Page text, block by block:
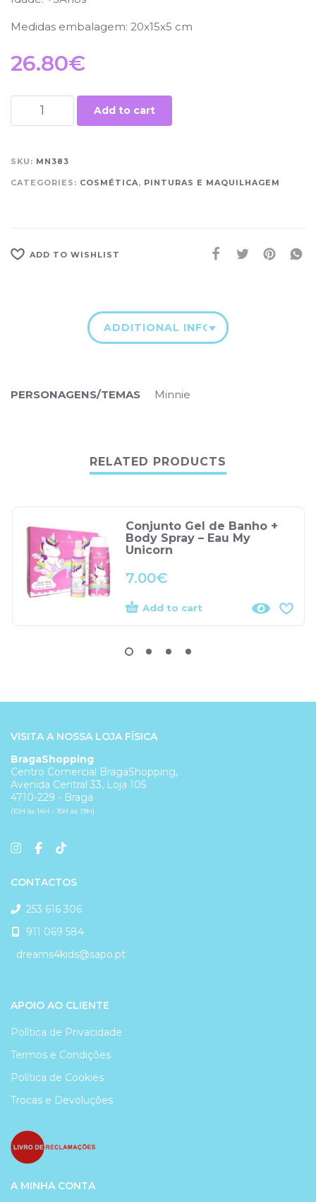
Medidas embalagem: 20x15x5 cm
26.80€
Add to cart
SKU: MN383
CATEGORIES: COSMÉTICA, PINTURAS E MAQUILHAGEM
ADD TO WISHLIST
ADDITIONAL INFORMATION
PERSONAGENS/TEMAS Minnie
RELATED PRODUCTS
Conjunto Gel de Banho +
Body Spray – Eau My
Unicorn
7.00€
Add to cart
VISITA A NOSSA LOJA FÍSICA
BragaShopping
Centro Comercial BragaShopping,
Avenida Central 33, Loja 105
4710-229 - Braga
(10H às 14H - 15H às 19H)
CONTACTOS
253 616 306
911 069 584
dreams4kids@sapo.pt
APOIO AO CLIENTE
Política de Privacidade
Termos e Condições
Política de Cookies
Trocas e Devoluções
A MINHA CONTA